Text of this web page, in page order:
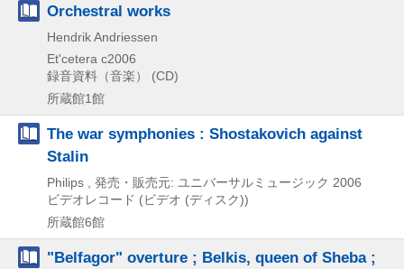
Orchestral works
Hendrik Andriessen
Et'cetera c2006
録音資料（音楽） (CD)
所蔵館1館
The war symphonies : Shostakovich against
Stalin
Philips , 発売・販売元: ユニバーサルミュージック 2006
ビデオレコード (ビデオ (ディスク))
所蔵館6館
"Belfagor" overture ; Belkis, queen of Sheba ;